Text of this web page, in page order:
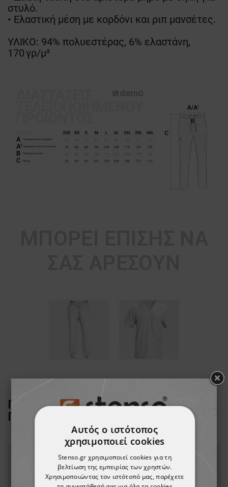
στυλό.
• Ελαστική μέση με κορδόνι και ριπ μανσέτες.
ΥΛΙΚΟ: 94% πολυεστέρας, 6% ελαστάνη,
170 γρ/μ²
ΠΕΛΆΤΕΣ ΠΟΥ ΑΓΌΡΑΣΑΝ ΑΥΤΌ ΤΟ
ΠΡΟΪΌΝ, ΑΓΌΡΑΣΑΝ ΕΠΊΣΗΣ:
Αυτός ο ιστότοπος
χρησιμοποιεί cookies
Stenso.gr χρησιμοποιεί cookies για τη
βελτίωση της εμπειρίας των χρηστών.
Χρησιμοποιώντας τον ιστότοπό μας, παρέχετε